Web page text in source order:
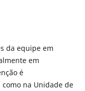
da equipe em
em
é
na Unidade de